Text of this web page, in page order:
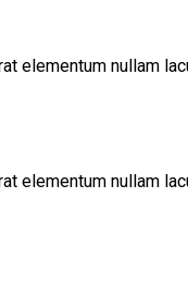
nullam
nullam